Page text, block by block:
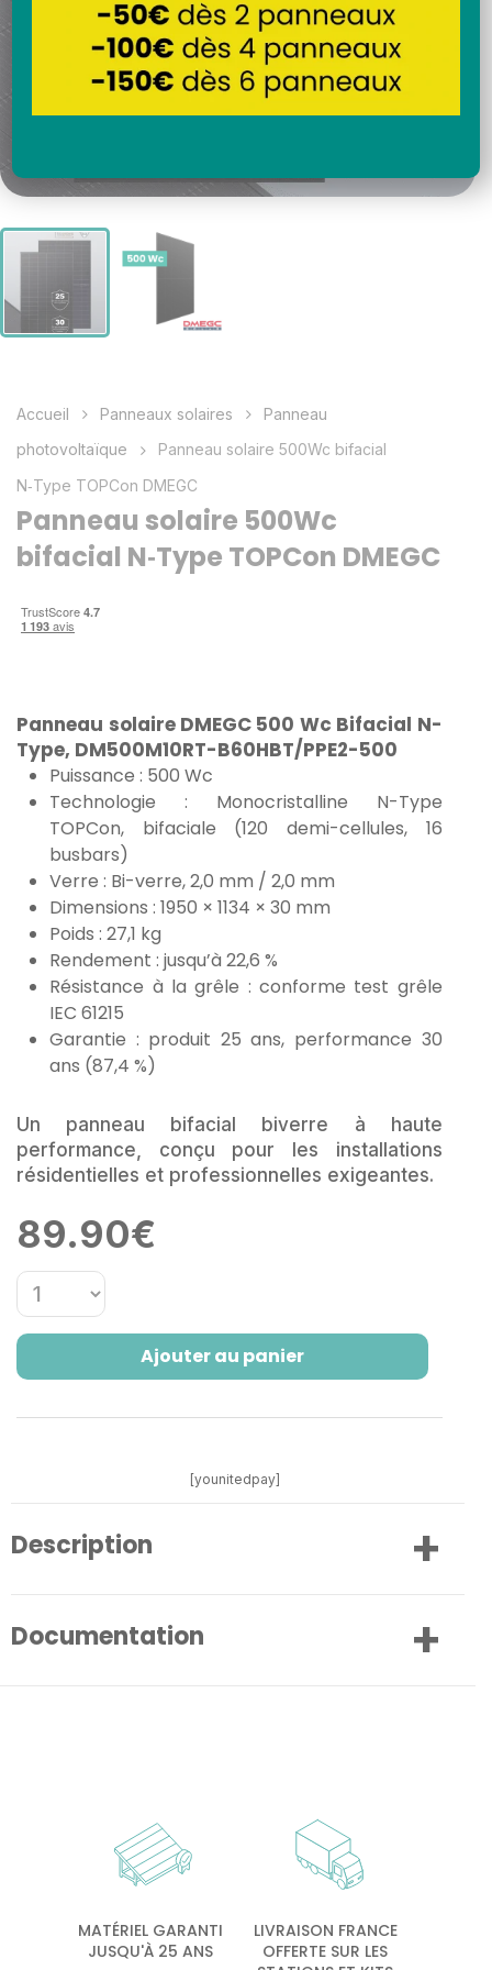
Accueil Panneaux solaires
Panneau
photovoltaïque
Panneau solaire 500Wc bifacial
N‑Type TOPCon DMEGC
Panneau solaire 500Wc
bifacial N‑Type TOPCon DMEGC
Panneau solaire DMEGC 500 Wc Bifacial N-
Type, DM500M10RT-B60HBT/PPE2-500
Puissance : 500 Wc
Technologie : Monocristalline N-Type
TOPCon, bifaciale (120 demi-cellules, 16
busbars)
Verre : Bi-verre, 2,0 mm / 2,0 mm
Dimensions : 1950 × 1134 ×30 mm
Poids : 27,1 kg
Rendement :jusqu’à 22,6 %
Résistance à la grêle : conforme test grêle
IEC 61215
Garantie : produit 25 ans, performance 30
ans (87,4 %)
Un panneau bifacial biverre à haute
performance, conçu pour les installations
résidentielles et professionnelles exigeantes.
89.90€
Ajouter au panier
[younitedpay]
Description
Documentation
MATÉRIEL GARANTI
JUSQU'À 25 ANS
LIVRAISON FRANCE
OFFERTE SUR LES